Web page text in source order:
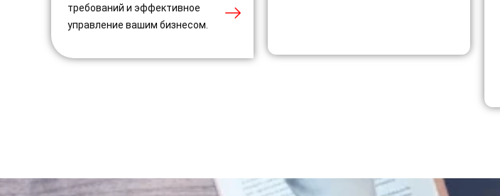
требований и эффективное
управление вашим бизнесом.